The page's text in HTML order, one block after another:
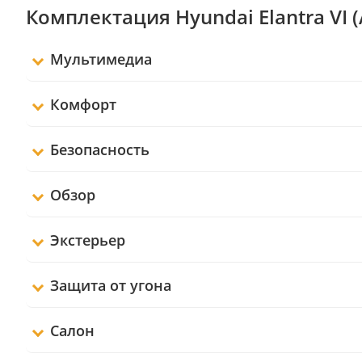
Комплектация Hyundai Elantra VI
Мультимедиа
Комфорт
Безопасность
Обзор
Экстерьер
Защита от угона
Салон